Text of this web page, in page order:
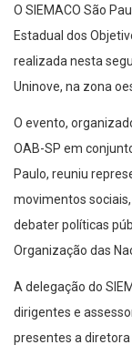
O SIEMACO São
Estadual dos
realizada nesta
Uninove, na zona
O evento,
OAB-SP em
Paulo, reuniu
movimentos
debater políticas
Organização das
A delegação do
dirigentes e
presentes a diretora